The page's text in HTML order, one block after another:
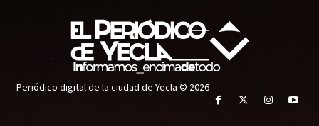
Periódico digital de la ciudad de Yecla © 2026